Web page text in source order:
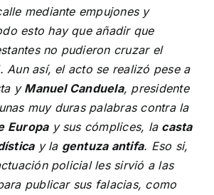
mediante empujones y
esto hay que añadir que
no pudieron cruzar el
Aun así, el acto se realizó pese a
y Manuel Canduela, presidente
muy duras palabras contra la
Europay sus cómplices, la casta
y la gentuza antifa. Eso si,
policial les sirvió a las
publicar sus falacias, como